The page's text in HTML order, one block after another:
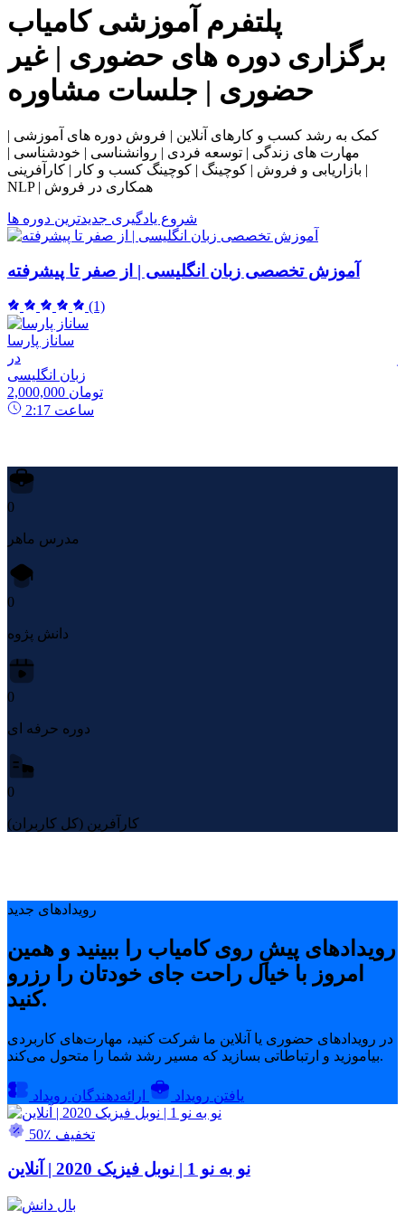
پلتفرم آموزشی کامیاب
برگزاری دوره های حضوری | غیر
حضوری | جلسات مشاوره
کمک به رشد کسب و کارهای آنلاین | فروش دوره های آموزشی |
مهارت های زندگی | توسعه فردی | روانشناسی | خودشناسی |
بازاریابی و فروش | کوچینگ | کوچینگ کسب و کار | کارآفرینی |
NLP | همکاری در فروش
شروع یادگیری جدیدترین دوره ها
آموزش تخصصی زبان انگلیسی | از صفر تا پیشرفته
(1)
ساناز پارسا
در
زبان انگلیسی
2,000,000 تومان
2:17 ساعت
0
مدرس ماهر
0
دانش پژوه
0
دوره حرفه ای
0
کارآفرین (کل کاربران)
رویدادهای جدید
رویدادهای پیشِ روی کامیاب را ببینید و همین
امروز با خیال راحت جای خودتان را رزرو
کنید.
در رویدادهای حضوری یا آنلاین ما شرکت کنید، مهارت‌های کاربردی
بیاموزید و ارتباطاتی بسازید که مسیر رشد شما را متحول می‌کند.
یافتن رویداد ارائه‌دهندگان رویداد
50٪ تخفیف
نو به نو 1 | نوبل فیزیک 2020 | آنلاین